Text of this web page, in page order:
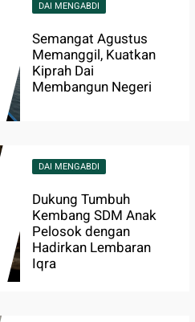
DAI MENGABDI
Semangat Agustus
Memanggil, Kuatkan
Kiprah Dai
Membangun Negeri
DAI MENGABDI
Dukung Tumbuh
Kembang SDM Anak
Pelosok dengan
Hadirkan Lembaran
Iqra